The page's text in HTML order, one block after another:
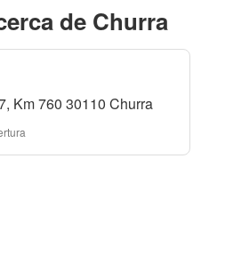
de Churra
Km 760 30110 Churra